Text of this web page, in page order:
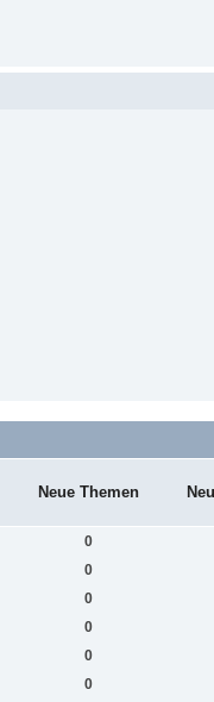
Neue Themen
0
0
0
0
0
0